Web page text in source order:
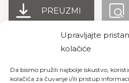
Upravljajte
kolačiće
Da bismo pružili najbolje iskustvo,
kolačića za čuvanje i/ili pristup
PREUZMI
privatnosti |